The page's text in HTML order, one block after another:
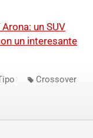
un SUV
un interesante
Crossover